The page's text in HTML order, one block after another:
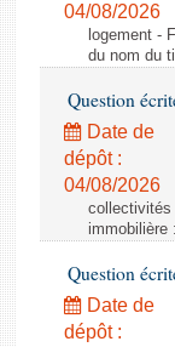
Comptes
04/08/2026
logement -
du nom du
Question
Date de
dépôt :
04/08/2026
collectivités
immobilière
Question
Date de
dépôt :